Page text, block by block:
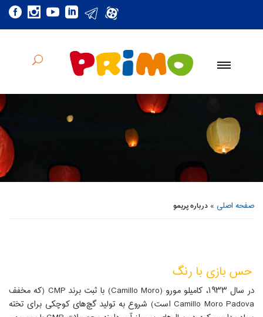
صفحه اصلی » درباره پریمو
حس بازی با رنگ
در سال ۱۹۳۳،‌ کامیلو مورو (Camillo Moro) با ثبت برند CMP (که مخفف
Camillo Moro Padova است) شروع به تولید گچ‌های کوچکی برای تخته